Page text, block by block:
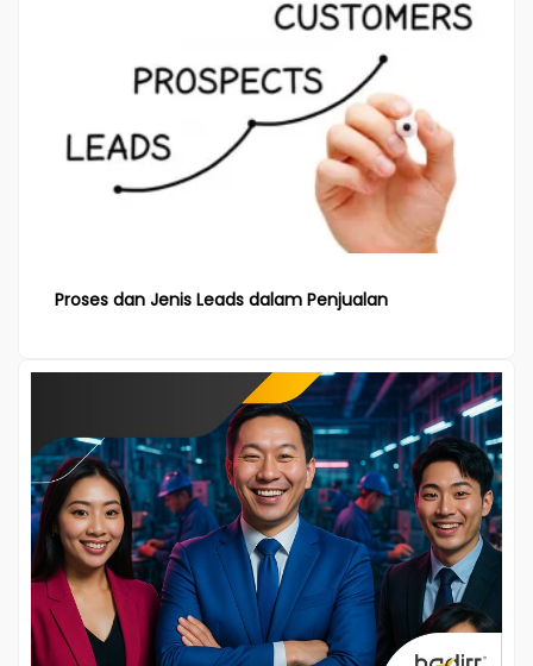
Proses dan Jenis Leads dalam Penjualan